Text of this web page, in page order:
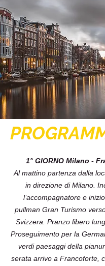
1° GIORNO Milano -
Al mattino partenza dalla
in direzione di Milano.
l’accompagnatore e
pullman Gran Turismo
Svizzera. Pranzo libero
Proseguimento per la
verdi paesaggi della
serata arrivo a Francoforte,